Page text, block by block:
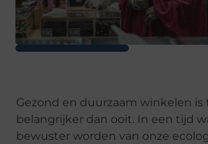
Gezond en duurzaam winkelen
belangrijker dan ooit. In een tijd
bewuster worden van onze